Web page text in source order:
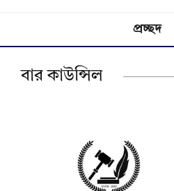
প্রচ্ছদ
বার কাউন্সিল